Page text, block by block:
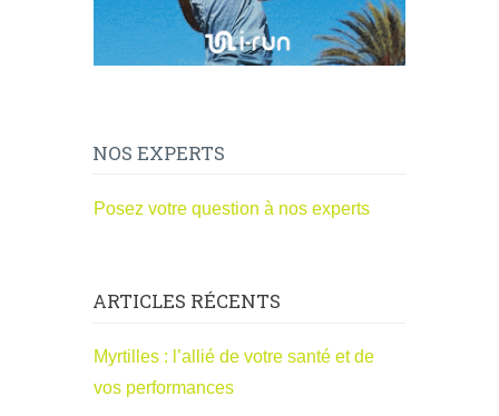
NOS EXPERTS
Posez votre question à nos experts
ARTICLES RÉCENTS
Myrtilles : l’allié de votre santé et de
vos performances